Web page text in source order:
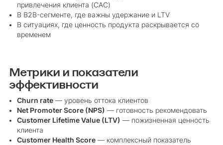
привлечения клиента (CAC)
В B2B-сегменте, где важны удержание и LTV
В ситуациях, где ценность продукта раскрывается со
временем
Метрики и показатели
эффективности
Churn rate— уровень оттока клиентов
Net Promoter Score (NPS) — готовность рекомендовать
Customer Lifetime Value (LTV) — пожизненная ценность
клиента
Customer Health Score— комплексный показатель